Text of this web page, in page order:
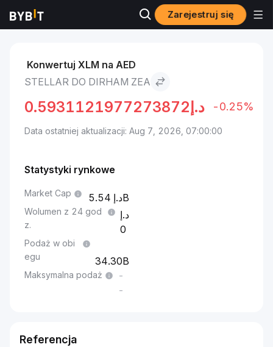
Zarejestruj się
Markets Stellar to Dirham ZEA
Konwertuj XLM na AED
STELLAR DO DIRHAM ZEA
د.إ0.5931121977273872 -0.25%
Data ostatniej aktualizacji: Aug 7, 2026, 07:00:00
Statystyki rynkowe
Market Cap 5.54B
Wolumen z 24 god
z.
0
Podaż w obi
egu
34.30B
Maksymalna podaż
-
-
Referencja